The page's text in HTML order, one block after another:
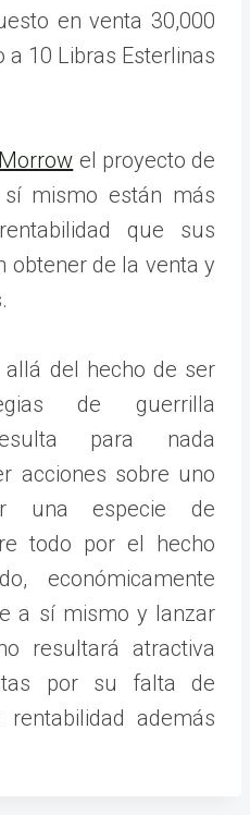
en venta 30,000
10 Libras Esterlinas
el proyecto de
mismo están más
que sus
obtener de la venta y
allá del hecho de ser
de guerrilla
para nada
acciones sobre uno
una especie de
todo por el hecho
económicamente
a sí mismo y lanzar
resultará atractiva
por su falta de
además